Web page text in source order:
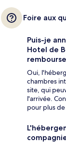
Foire aux
Puis-je
Hotel de
Oui,
chambres
site, qui
l'arrivée.
pour plus